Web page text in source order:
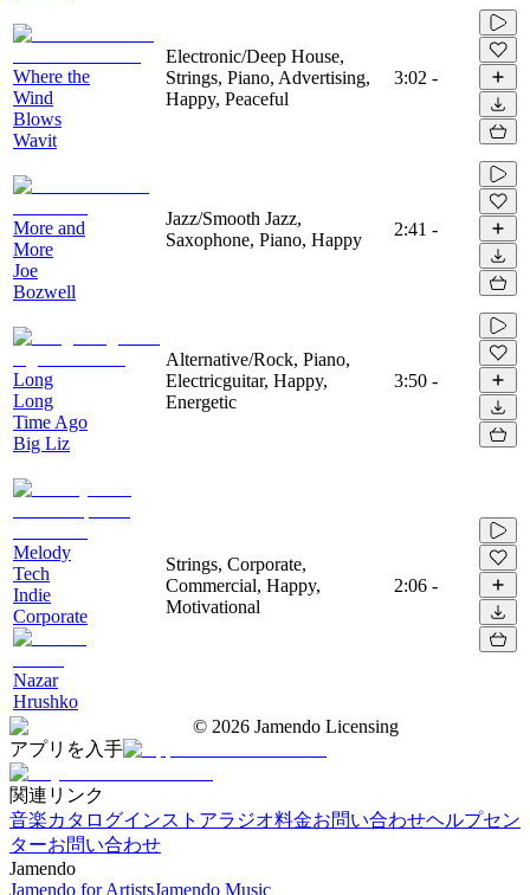
Where the
Wind
Blows
Wavit
Electronic/Deep House,
Strings, Piano, Advertising,
Happy, Peaceful
3:02 -
More and
More
Joe
Bozwell
Jazz/Smooth Jazz,
Saxophone, Piano, Happy
2:41 -
Long
Long
Time Ago
Big Liz
Alternative/Rock, Piano,
Electricguitar, Happy,
Energetic
3:50 -
Melody
Tech
Indie
Corporate
Nazar
Hrushko
Strings, Corporate,
Commercial, Happy,
Motivational
2:06 -
© 2026 Jamendo Licensing
アプリを入手
関連リンク
音楽カタログインストアラジオ料金お問い合わせヘルプセン
ターお問い合わせ
Jamendo
Jamendo for ArtistsJamendo Music